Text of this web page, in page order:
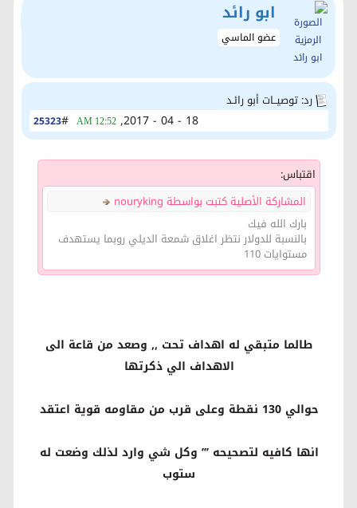
ابو رائد
عضو الماسي
رد: توصيــات أبو رائـد
25323# 18 - 04 - 2017,
12:52 AM
اقتباس:
المشاركة الأصلية كتبت بواسطة nouryking
بارك الله فيك
بالنسبة للدولار نتظر اغلاق شمعة الديلي روبما يستهدف
مستوايات 110
طالما متبقي له اهداف تحت ,, وصعد من قاعة الى
الاهداف الي ذكرتها
حوالي 130 نقطة وعلى قرب من مقاومه قوية اعتقد
انها كافيه لتصحيحه ’’’ وكل شي وارد لذلك وضعت له
ستوب